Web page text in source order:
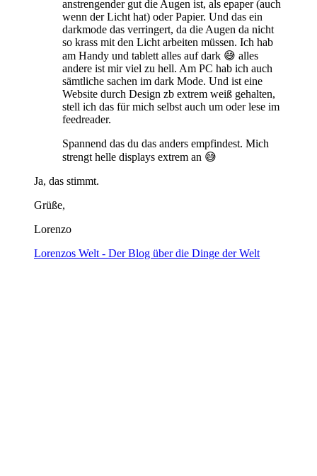
anstrengender gut die Augen ist, als epaper (auch
wenn der Licht hat) oder Papier. Und das ein
darkmode das verringert, da die Augen da nicht
so krass mit den Licht arbeiten müssen. Ich hab
am Handy und tablett alles auf dark 😅 alles
andere ist mir viel zu hell. Am PC hab ich auch
sämtliche sachen im dark Mode. Und ist eine
Website durch Design zb extrem weiß gehalten,
stell ich das für mich selbst auch um oder lese im
feedreader.
Spannend das du das anders empfindest. Mich
strengt helle displays extrem an 😅
Ja, das stimmt.
Grüße,
Lorenzo
Lorenzos Welt - Der Blog über die Dinge der Welt